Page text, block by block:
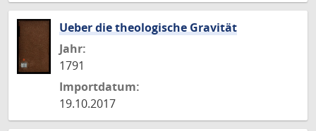
Ueber die theologische Gravität
Jahr:
1791
Importdatum:
19.10.2017